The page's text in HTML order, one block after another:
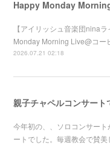
【アイリッシュ音楽団nina
Monday Morning Live@コー
2026.07.21 02:18
親子チャペルコンサート
今年初の、、ソロコンサー
ートでした。毎週教会で賛